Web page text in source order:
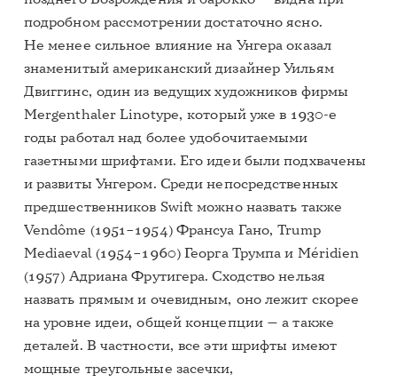
подробном рассмотрении достаточно ясно.
Не менее сильное влияние на Унгера оказал
знаменитый американский дизайнер Уильям
Двиггинс, один из ведущих художников фирмы
Mergenthaler Linotype, который уже в 1930-е
годы работал над более удобочитаемыми
газетными шрифтами. Его идеи были подхвачены
и развиты Унгером. Среди непосредственных
предшественников Swift можно назвать также
Vendôme (1951–1954) Франсуа Гано, Trump
Mediaeval (1954–1960) Георга Трумпа и Méridien
(1957) Адриана Фрутигера. Сходство нельзя
назвать прямым и очевидным, оно лежит скорее
на уровне идеи, общей концепции — а также
деталей. В частности, все эти шрифты имеют
мощные треугольные засечки,